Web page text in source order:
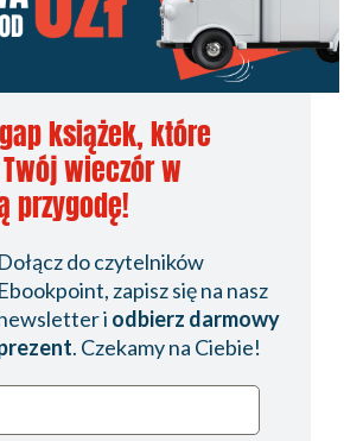
książek, które
wieczór w
przygodę!
Dołącz do czytelników
Ebookpoint, zapisz się na nasz
i odbierz darmowy
. Czekamy na Ciebie!